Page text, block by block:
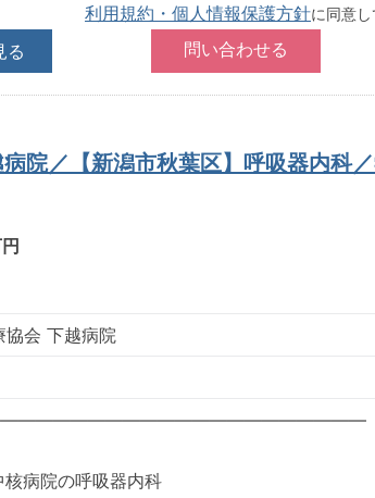
る
利用規約・個人情報保護方針に同意し
院／【新潟市秋葉区】呼吸器内科
協会 下越病院
病院の呼吸器内科